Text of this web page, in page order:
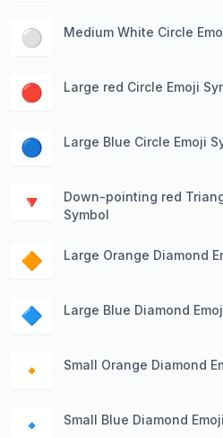
⚪️ Medium White Circle
🔴 Large red Circle Emoji
🔵 Large Blue Circle Emoji
🔻
Down-pointing red
Symbol
🔶 Large Orange Diamond
🔷 Large Blue Diamond
🔸 Small Orange Diamond
🔹 Small Blue Diamond